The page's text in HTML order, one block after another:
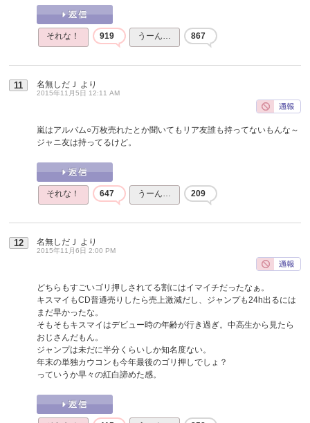
それな！ 919 うーん… 867
11 名無しだＪ より
2015年11月5日 12:11 AM
嵐はアルバム○万枚売れたとか聞いてもリア友誰も持ってないもんな～
ジャニ友は持ってるけど。
それな！ 647 うーん… 209
12 名無しだＪ より
2015年11月6日 2:00 PM
どちらもすごいゴリ押しされてる割にはイマイチだったなぁ。
キスマイもCD普通売りしたら売上激減だし、ジャンプも24h出るには
まだ早かったな。
そもそもキスマイはデビュー時の年齢が行き過ぎ。中高生から見たら
おじさんだもん。
ジャンプは未だに半分くらいしか知名度ない。
年末の単独カウコンも今年最後のゴリ押しでしょ？
っていうか早々の紅白諦めた感。